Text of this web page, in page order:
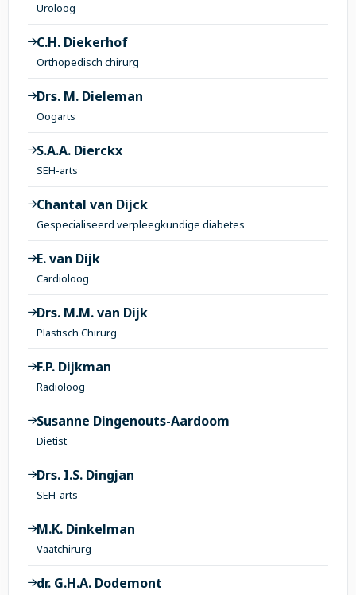
Uroloog
C.H. Diekerhof
Orthopedisch chirurg
Drs. M. Dieleman
Oogarts
S.A.A. Dierckx
SEH-arts
Chantal van Dijck
Gespecialiseerd verpleegkundige diabetes
E. van Dijk
Cardioloog
Drs. M.M. van Dijk
Plastisch Chirurg
F.P. Dijkman
Radioloog
Susanne Dingenouts-Aardoom
Diëtist
Drs. I.S. Dingjan
SEH-arts
M.K. Dinkelman
Vaatchirurg
dr. G.H.A. Dodemont